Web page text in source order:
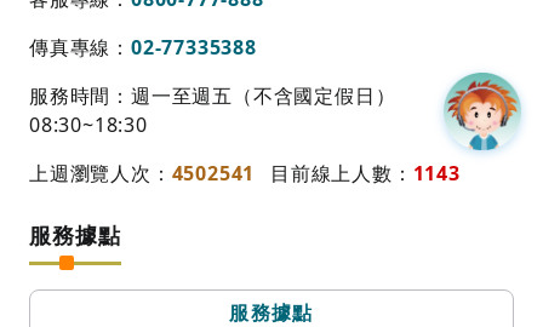
傳真專線： 02-77335388
服務時間：週一至週五（不含國定假日）
08:30~18:30
上週瀏覽人次： 4502541 目前線上人數： 1143
服務據點
服務據點